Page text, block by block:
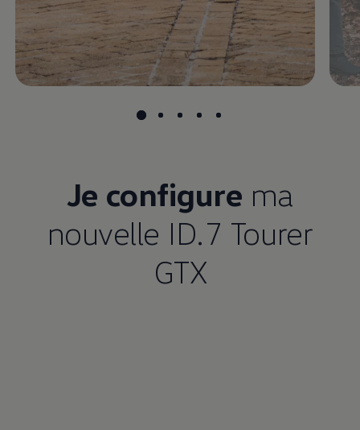
Je configure ma
nouvelle ID.7 Tourer
GTX